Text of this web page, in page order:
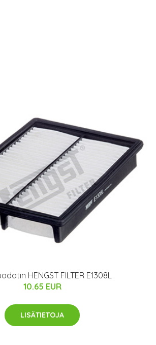
HENGST FILTER E1308L
10.65 EUR
LISÄTIETOJA